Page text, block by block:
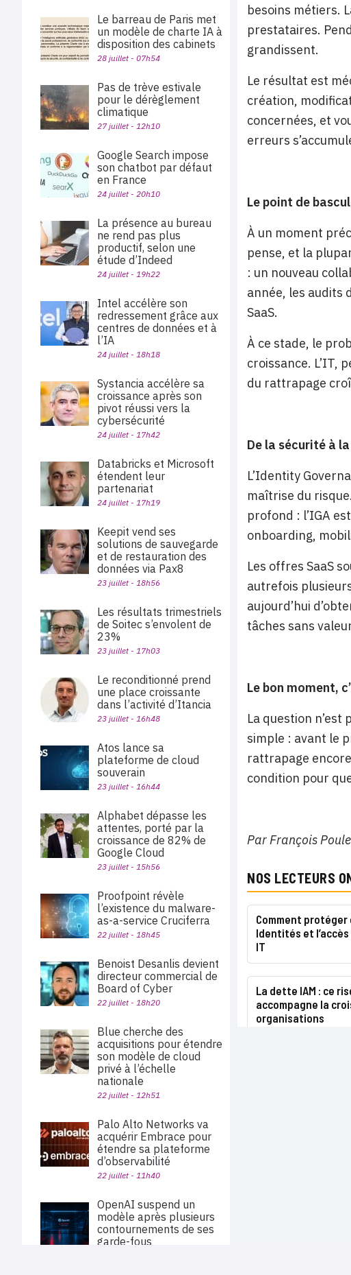
besoins métiers.
prestataires.
grandissent.
Le résultat est
création,
concernées, et
erreurs
Le point de
À un moment
pense, et la
: un nouveau
année, les audits
SaaS.
À ce stade, le
croissance. L’IT,
du rattrapage
De la sécurité à
L’Identity
maîtrise du
profond : l’IGA
onboarding,
Les offres SaaS
autrefois
aujourd’hui
tâches sans
Le bon moment,
La question
simple : avant le
rattrapage
condition pour
Par François
NOS LECTEURS
Comment
Identités et
IT
La dette IAM : ce
accompagne la
organisations
Le barreau de Paris met
un modèle de charte IA à
disposition des cabinets
28 juillet - 07h54
Pas de trève estivale
pour le dérèglement
climatique
27 juillet - 12h10
Google Search impose
son chatbot par défaut
en France
24 juillet - 20h10
La présence au bureau
ne rend pas plus
productif, selon une
étude d’Indeed
24 juillet - 19h22
Intel accélère son
redressement grâce aux
centres de données et à
l’IA
24 juillet - 18h18
Systancia accélère sa
croissance après son
pivot réussi vers la
cybersécurité
24 juillet - 17h42
Databricks et Microsoft
étendent leur
partenariat
24 juillet - 17h19
Keepit vend ses
solutions de sauvegarde
et de restauration des
données via Pax8
23 juillet - 18h56
Les résultats trimestriels
de Soitec s’envolent de
23%
23 juillet - 17h03
Le reconditionné prend
une place croissante
dans l’activité d’Itancia
23 juillet - 16h48
Atos lance sa
plateforme de cloud
souverain
23 juillet - 16h44
Alphabet dépasse les
attentes, porté par la
croissance de 82% de
Google Cloud
23 juillet - 15h56
Proofpoint révèle
l’existence du malware-
as-a-service Cruciferra
22 juillet - 18h45
Benoist Desanlis devient
directeur commercial de
Board of Cyber
22 juillet - 18h20
Blue cherche des
acquisitions pour étendre
son modèle de cloud
privé à l’échelle
nationale
22 juillet - 12h51
Palo Alto Networks va
acquérir Embrace pour
étendre sa plateforme
d’observabilité
22 juillet - 11h40
OpenAI suspend un
modèle après plusieurs
contournements de ses
garde-fous